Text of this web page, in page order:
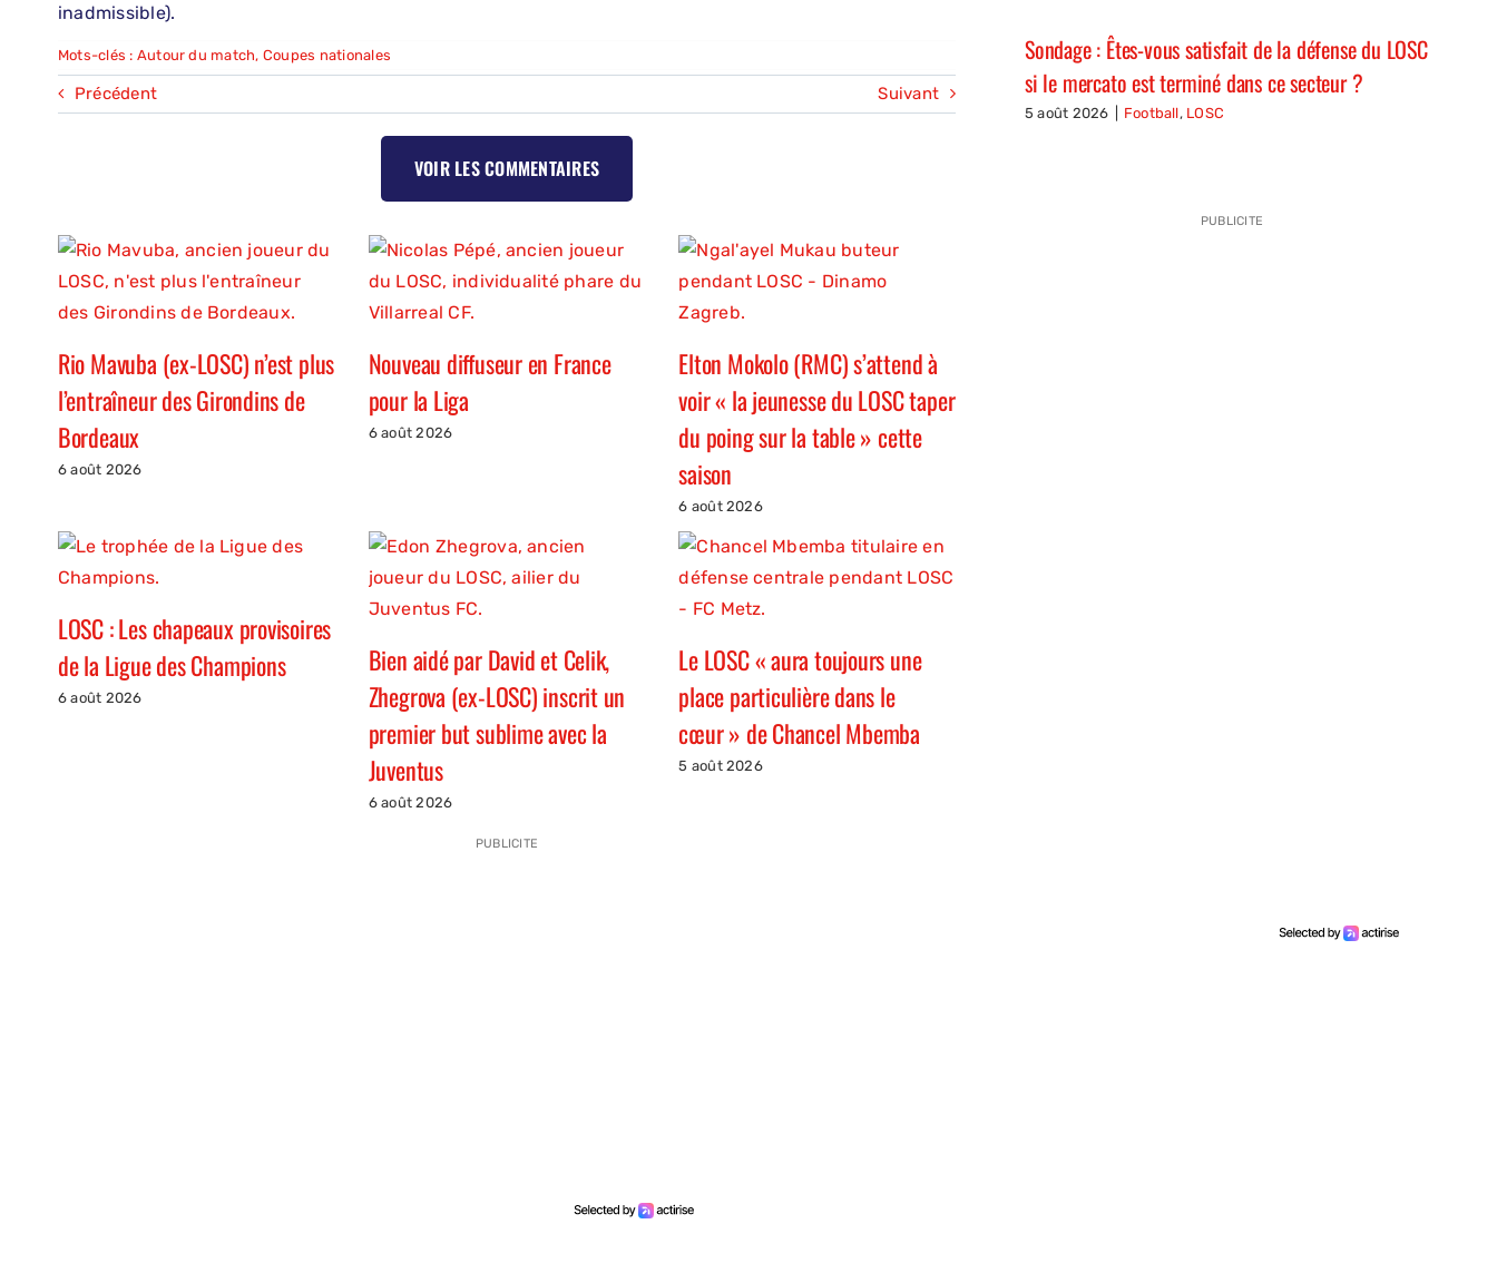
inadmissible).
Mots-clés : Autour du match, Coupes nationales
Précédent Suivant
VOIR LES COMMENTAIRES
Rio Mavuba (ex-LOSC) n’est plus
l’entraîneur des Girondins de
Bordeaux
6 août 2026
Nouveau diffuseur en France
pour la Liga
6 août 2026
Elton Mokolo (RMC) s’attend à
voir « la jeunesse du LOSC taper
du poing sur la table » cette
saison
6 août 2026
LOSC : Les chapeaux provisoires
de la Ligue des Champions
6 août 2026
Bien aidé par David et Celik,
Zhegrova (ex-LOSC) inscrit un
premier but sublime avec la
Juventus
6 août 2026
Le LOSC « aura toujours une
place particulière dans le
cœur » de Chancel Mbemba
5 août 2026
PUBLICITE
Sondage : Êtes-vous satisfait de la défense du LOSC
si le mercato est terminé dans ce secteur ?
5 août 2026 Football, LOSC
PUBLICITE